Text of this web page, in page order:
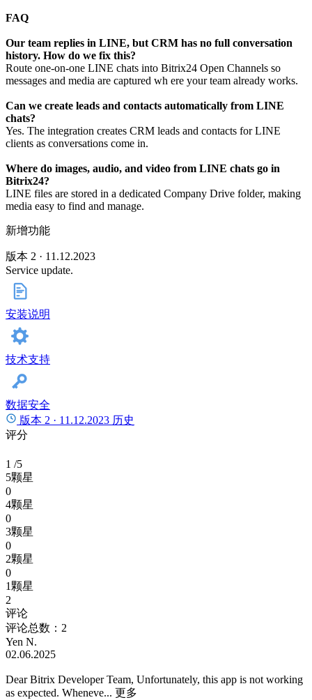
FAQ
Our team replies in LINE, but CRM has no full conversation
history. How do we fix this?
Route one-on-one LINE chats into Bitrix24 Open Channels so
messages and media are captured wh ere your team already works.
Can we create leads and contacts automatically from LINE
chats?
Yes. The integration creates CRM leads and contacts for LINE
clients as conversations come in.
Where do images, audio, and video from LINE chats go in
Bitrix24?
LINE files are stored in a dedicated Company Drive folder, making
media easy to find and manage.
新增功能
版本 2 · 11.12.2023
Service update.
安装说明
技术支持
数据安全
版本 2 · 11.12.2023 历史
评分
1 /5
5颗星
0
4颗星
0
3颗星
0
2颗星
0
1颗星
2
评论
评论总数：2
Yen N.
02.06.2025
Dear Bitrix Developer Team, Unfortunately, this app is not working
as expected. Wheneve... 更多